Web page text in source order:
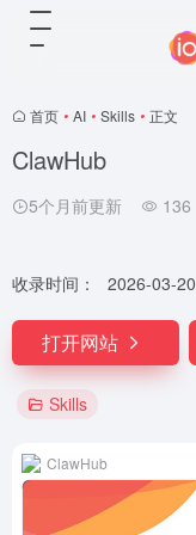
首页 • AI • Skills • 正文
ClawHub
5个月前更新 136
收录时间： 2026-03-20
打开网站
Skills
ClawHub